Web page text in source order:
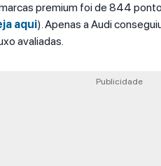
premium foi de 844
aqui). Apenas a Audi
avaliadas.
Publicidade